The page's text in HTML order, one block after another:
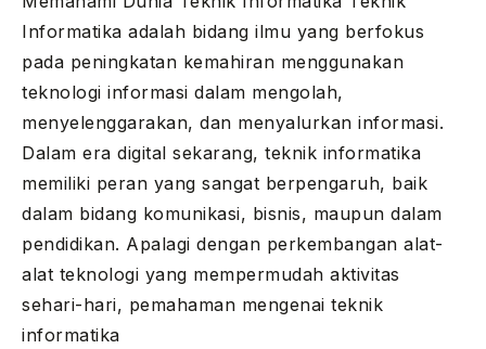
Informatika adalah bidang ilmu yang berfokus
pada peningkatan kemahiran menggunakan
teknologi informasi dalam mengolah,
menyelenggarakan, dan menyalurkan informasi.
Dalam era digital sekarang, teknik informatika
memiliki peran yang sangat berpengaruh, baik
dalam bidang komunikasi, bisnis, maupun dalam
pendidikan. Apalagi dengan perkembangan alat-
alat teknologi yang mempermudah aktivitas
sehari-hari, pemahaman mengenai teknik
informatika